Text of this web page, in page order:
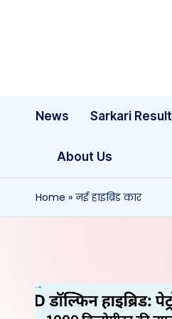
News Sarkari Result
About Us
Home » नई हाइब्रिड कार